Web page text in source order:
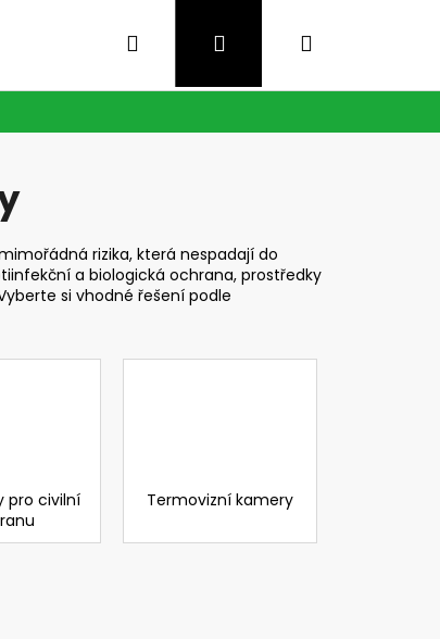
nabídka Hledat PřihlášeníNákupní
košík
rizika, která nespadají do
a biologická ochrana, prostředky
si vhodné řešení podle
pro civilní
Termovizní kamery
- DELTA PLUS